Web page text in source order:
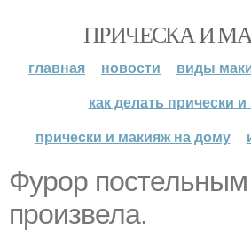
ПРИЧЕСКА И
главная новости
виды
как делать прически
прически и макияж на дому
Фурор
произвела.